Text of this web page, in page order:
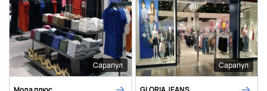
Сарапул Сарапул